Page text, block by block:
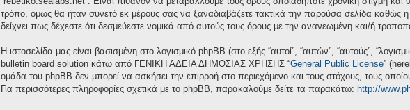
τρόπο, όμως θα ήταν συνετό εκ μέρους σας να ξαναδιαβάζετε τακτικά την παρούσα σελίδα καθώς
δείχνει πως δέχεστε ότι δεσμεύεστε νομικά από αυτούς τους όρους με την ανανεωμένη και/ή
Η ιστοσελίδα μας είναι βασισμένη στο λογισμικό phpBB (στο εξής “αυτοί”, “αυτών”, “αυτούς”,
bulletin board solution κάτω από ΓΕΝΙΚΗ ΑΔΕΙΑ ΔΗΜΟΣΙΑΣ ΧΡΗΣΗΣ “General Public License”
ομάδα του phpBB δεν μπορεί να ασκήσει την επιρροή στο περιεχόμενο και τους στόχους, τους
Για περισσότερες πληροφορίες σχετικά με το phpBB, παρακαλούμε δείτε τα παρακάτω: http://